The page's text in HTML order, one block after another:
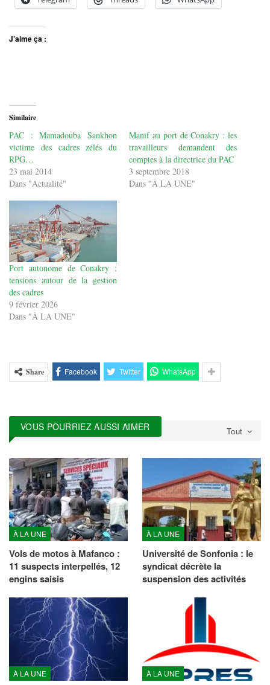
J’aime ça :
Similaire
PAC : Mamadouba Sankhon
victime des cadres zélés du
RPG…
23 mai 2014
Dans "Actualité"
Manif au port de Conakry : les
travailleurs demandent des
comptes à la directrice du PAC
3 septembre 2018
Dans "À LA UNE"
Port autonome de Conakry :
tensions autour de la gestion
des cadres
9 février 2026
Dans "À LA UNE"
Share Facebook Twitter WhatsApp
Tout
VOUS POURRIEZ AUSSI AIMER
À LA UNE
Vols de motos à Mafanco :
11 suspects interpellés, 12
engins saisis
À LA UNE
Université de Sonfonia : le
syndicat décrète la
suspension des activités
À LA UNE À LA UNE